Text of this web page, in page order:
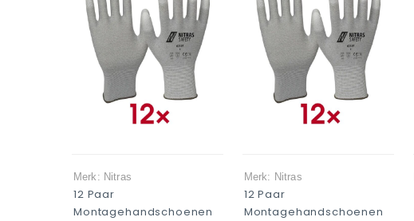
Merk: Nitras
12 Paar
Montagehandschoenen
Merk: Nitras
12 Paar
Montagehandschoenen